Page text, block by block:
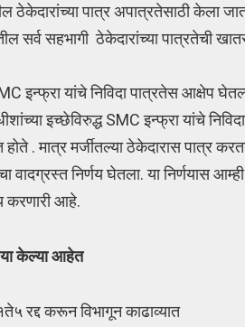
ठेकेदारांच्या पात्र अपात्रतेसाठी केला
सर्व सहभागी ठेकेदारांच्या पात्रतेची
इन्फ्रा यांचे निविदा पात्रतेस आक्षेप
इच्छेविरुद्ध SMC इन्फ्रा यांचे
. मात्र मर्जीतल्या ठेकेदारास पात्र
वादग्रस्त निर्णय घेतला. या निर्णयास
करणारी आहे.
केल्या आहेत
रद्द करून विभागून काढाव्यात